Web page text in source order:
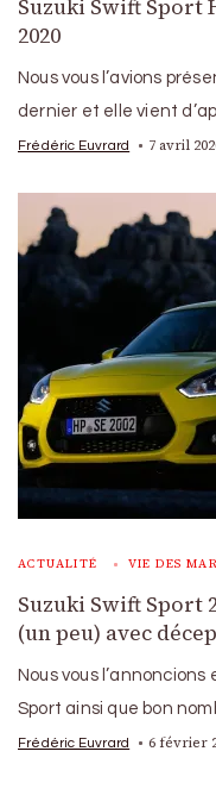
Suzuki Swift Sport
2020
Nous vous l’avions
dernier et elle vient
Frédéric Euvrard 7 avril
ACTUALITÉ VIE DES
Suzuki Swift Sport
(un peu) avec
Nous vous
Sport ainsi que bon
Frédéric Euvrard 6 février